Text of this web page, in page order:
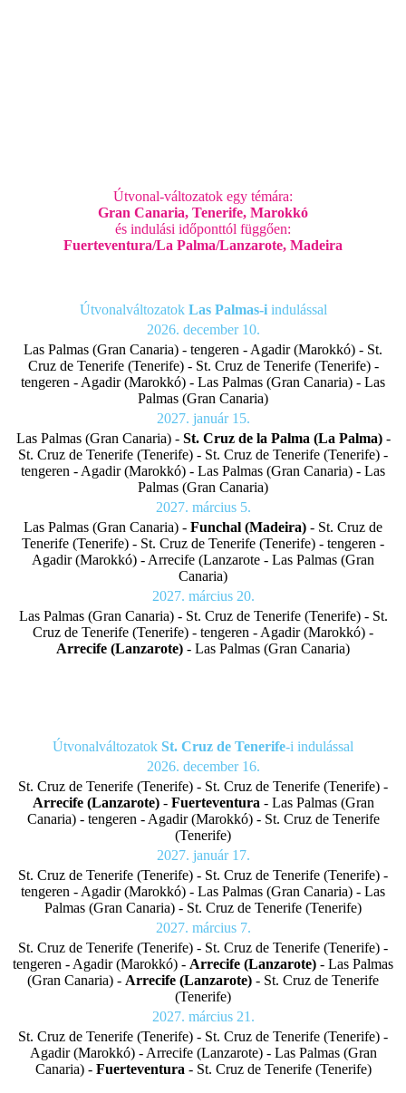
Útvonal-változatok egy témára:
Gran Canaria, Tenerife, Marokkó
és indulási időponttól függően:
Fuerteventura/La Palma/Lanzarote, Madeira
Útvonalváltozatok Las Palmas-iindulással
2026. december 10.
Las Palmas (Gran Canaria) - tengeren - Agadir (Marokkó) - St.
Cruz de Tenerife (Tenerife) - St. Cruz de Tenerife (Tenerife) -
tengeren - Agadir (Marokkó) - Las Palmas (Gran Canaria) - Las
Palmas (Gran Canaria)
2027. január 15.
Las Palmas (Gran Canaria) - St. Cruz de la Palma (La Palma)-
St. Cruz de Tenerife (Tenerife) - St. Cruz de Tenerife (Tenerife) -
tengeren - Agadir (Marokkó) - Las Palmas (Gran Canaria) - Las
Palmas (Gran Canaria)
2027. március 5.
Las Palmas (Gran Canaria) - Funchal (Madeira) - St. Cruz de
Tenerife (Tenerife) - St. Cruz de Tenerife (Tenerife) - tengeren -
Agadir (Marokkó) - Arrecife (Lanzarote - Las Palmas (Gran
Canaria)
2027. március 20.
Las Palmas (Gran Canaria) - St. Cruz de Tenerife (Tenerife) - St.
Cruz de Tenerife (Tenerife) - tengeren - Agadir (Marokkó) -
Arrecife (Lanzarote) - Las Palmas (Gran Canaria)
Útvonalváltozatok St. Cruz de Tenerife-i indulással
2026. december 16.
St. Cruz de Tenerife (Tenerife) - St. Cruz de Tenerife (Tenerife) -
Arrecife (Lanzarote)- Fuerteventura - Las Palmas (Gran
Canaria) - tengeren - Agadir (Marokkó) - St. Cruz de Tenerife
(Tenerife)
2027. január 17.
St. Cruz de Tenerife (Tenerife) - St. Cruz de Tenerife (Tenerife) -
tengeren - Agadir (Marokkó) - Las Palmas (Gran Canaria) - Las
Palmas (Gran Canaria) - St. Cruz de Tenerife (Tenerife)
2027. március 7.
St. Cruz de Tenerife (Tenerife) - St. Cruz de Tenerife (Tenerife) -
tengeren - Agadir (Marokkó) - Arrecife (Lanzarote) - Las Palmas
(Gran Canaria) - Arrecife (Lanzarote) - St. Cruz de Tenerife
(Tenerife)
2027. március 21.
St. Cruz de Tenerife (Tenerife) - St. Cruz de Tenerife (Tenerife) -
Agadir (Marokkó) - Arrecife (Lanzarote) - Las Palmas (Gran
Canaria) - Fuerteventura - St. Cruz de Tenerife (Tenerife)